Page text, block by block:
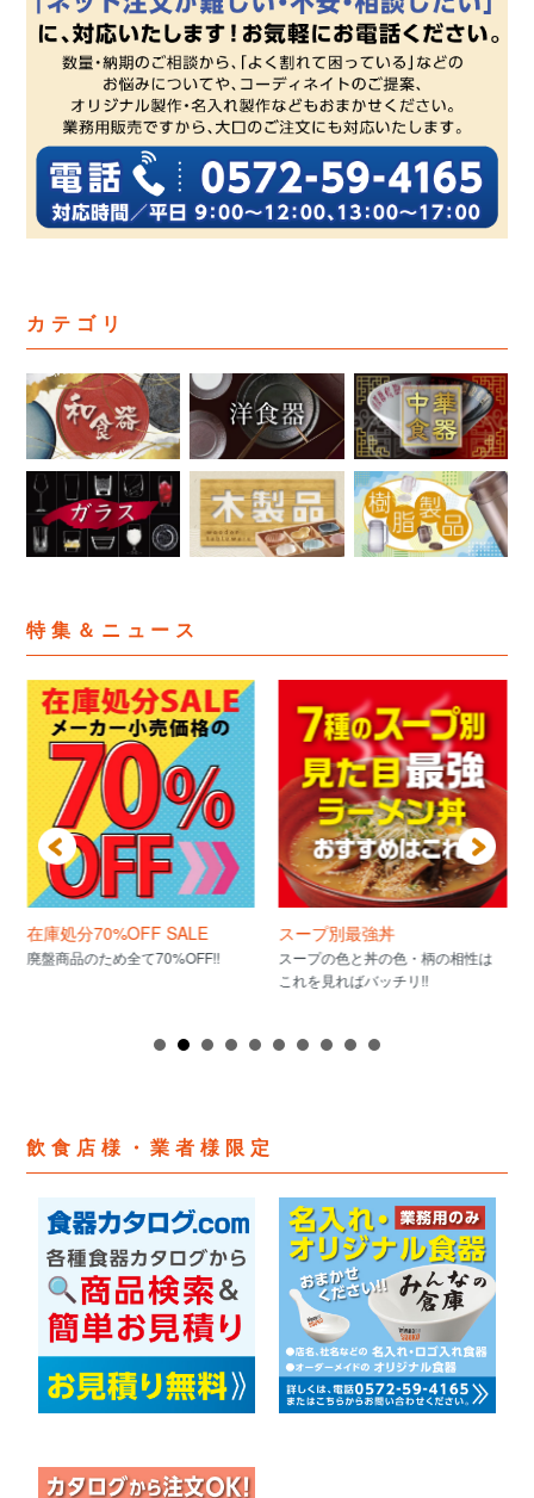
カテゴリ
特集＆ニュース
在庫処分70%OFF SALE
廃盤商品のため全て70%OFF!!
スープ別最強丼
スープの色と丼の色・柄の相性は
これを見ればバッチリ!!
飲食店様・業者様限定